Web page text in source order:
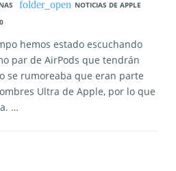
NOTICIAS DE APPLE
0
hemos estado escuchando
par de AirPods que tendrán
se rumoreaba que eran parte
Ultra de Apple, por lo que
…